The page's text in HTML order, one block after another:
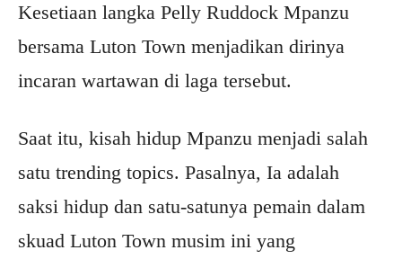
Kesetiaan langka Pelly Ruddock Mpanzu
bersama Luton Town menjadikan dirinya
incaran wartawan di laga tersebut.
Saat itu, kisah hidup Mpanzu menjadi salah
satu trending topics. Pasalnya, Ia adalah
saksi hidup dan satu-satunya pemain dalam
skuad Luton Town musim ini yang